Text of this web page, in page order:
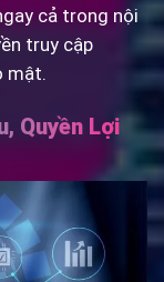
cả trong nội
truy cập
mật.
Quyền Lợi